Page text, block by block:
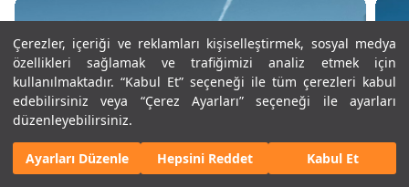
Çerezler, içeriği ve reklamları kişiselleştirmek, sosyal medya
özellikleri sağlamak ve trafiğimizi analiz etmek için
kullanılmaktadır. “Kabul Et” seçeneği ile tüm çerezleri kabul
edebilirsiniz veya “Çerez Ayarları” seçeneği ile ayarları
düzenleyebilirsiniz.
Ayarları Düzenle Hepsini Reddet Kabul Et